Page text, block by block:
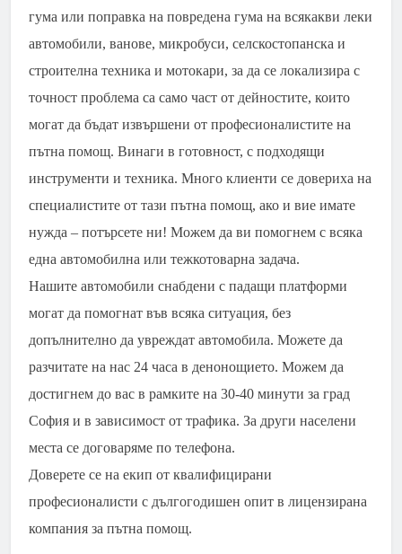
гума или поправка на повредена гума на всякакви леки
автомобили, ванове, микробуси, селскостопанска и
строителна техника и мотокари, за да се локализира с
точност проблема са само част от дейностите, които
могат да бъдат извършени от професионалистите на
пътна помощ. Винаги в готовност, с подходящи
инструменти и техника. Много клиенти се довериха на
специалистите от тази пътна помощ, ако и вие имате
нужда – потърсете ни! Можем да ви помогнем с всяка
една автомобилна или тежкотоварна задача.
Нашите автомобили снабдени с падащи платформи
могат да помогнат във всяка ситуация, без
допълнително да увреждат автомобила. Можете да
разчитате на нас 24 часа в денонощието. Можем да
достигнем до вас в рамките на 30-40 минути за град
София и в зависимост от трафика. За други населени
места се договаряме по телефона.
Доверете се на екип от квалифицирани
професионалисти с дългогодишен опит в лицензирана
компания за пътна помощ.